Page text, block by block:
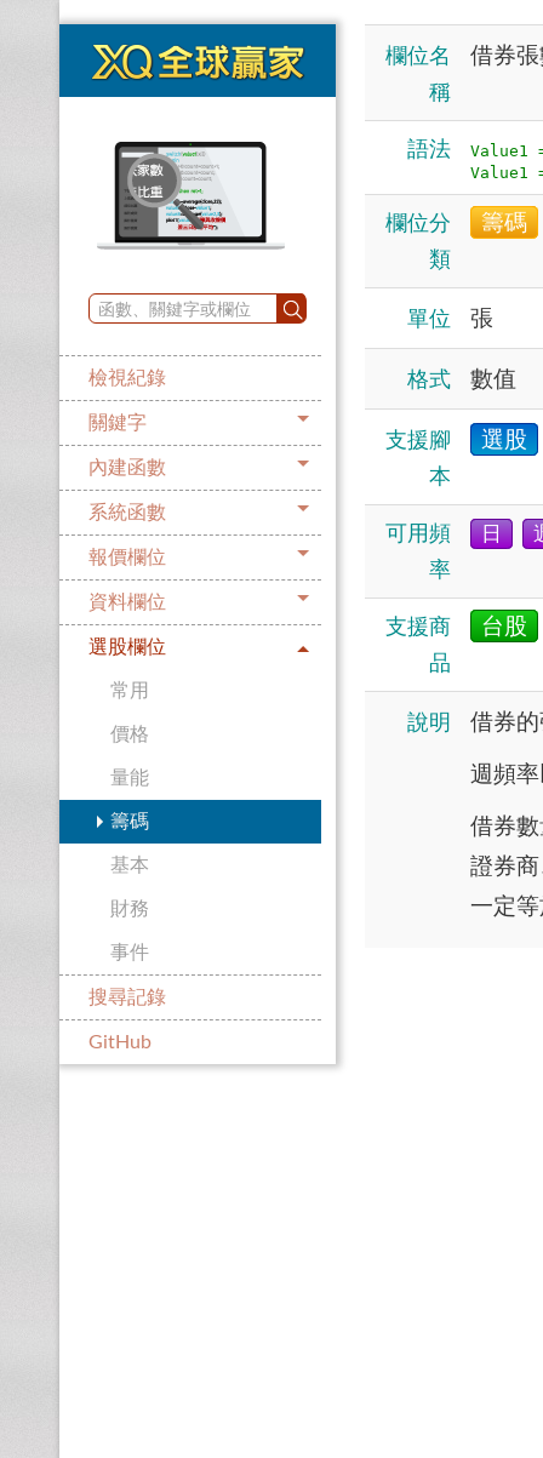
檢視紀錄
關鍵字
內建函數
系統函數
報價欄位
資料欄位
選股欄位
常用
價格
量能
籌碼
基本
財務
事件
搜尋記錄
GitHub
欄位名
稱
借券
語法 Value1
欄位分
類
籌碼
單位 張
格式 數值
支援腳
本
選股
可用頻
率
日
支援商
品
台股
說明 借券
週頻
借券
證券
一定